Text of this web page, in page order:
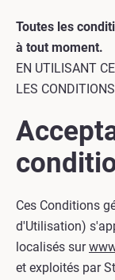
Toutes les
à tout moment.
EN UTILISANT
LES
Ces Conditions
d'Utilisation)
localisés sur
et exploités par